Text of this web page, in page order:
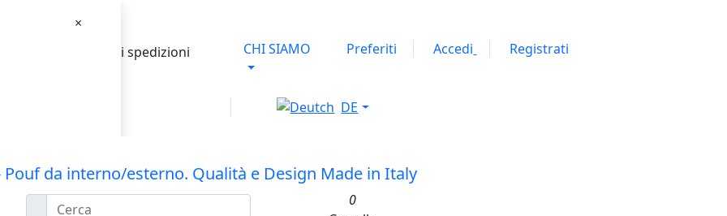
×
hanno le spese di spedizioni
CHI SIAMO Preferiti Accedi Registrati
DE
0